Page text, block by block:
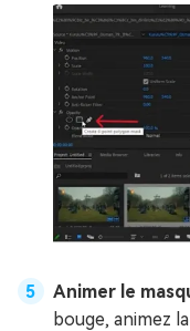
Animer le
bouge, animez